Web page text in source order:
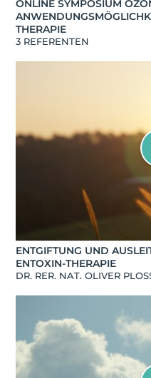
ONLINE SYMPOSIUM
THERAPIE
3 REFERENTEN
ENTGIFTUNG UND
ENTOXIN-THERAPIE
DR. RER. NAT. OLIVER